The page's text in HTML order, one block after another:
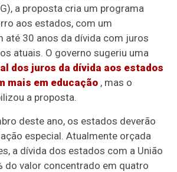
a proposta cria um programa
aos estados, com um
até 30 anos da dívida com juros
atuais. O governo sugeriu uma
dos juros da dívida aos estados
mais em educação , mas o
a proposta.
deste ano, os estados deverão
especial. Atualmente orçada
a dívida dos estados com a União
do valor concentrado em quatro